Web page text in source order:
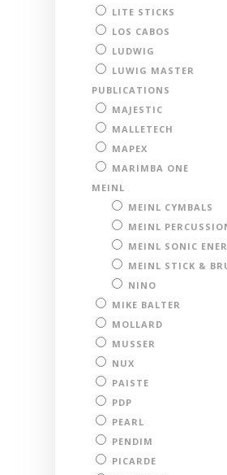
LITE STICKS
LOS CABOS
LUDWIG
LUWIG MASTER
PUBLICATIONS
MAJESTIC
MALLETECH
MAPEX
MARIMBA ONE
MEINL
MEINL CYMBALS
MEINL
MEINL SONIC
MEINL STICK &
NINO
MIKE BALTER
MOLLARD
MUSSER
NUX
PAISTE
PDP
PEARL
PENDIM
PICARDE